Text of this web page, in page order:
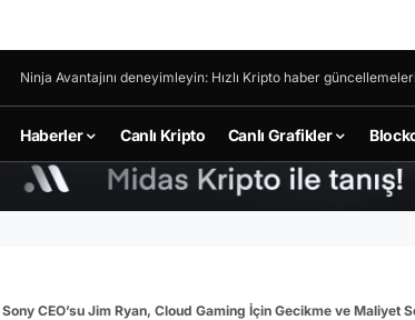
Ninja Avantajını deneyimleyin: Hızlı Kripto haber
Haberler Canlı Kripto Canlı Grafikler
Sony CEO’su Jim Ryan, Cloud Gaming İçin Gecikme ve Maliyet